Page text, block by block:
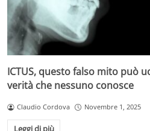
ICTUS, questo falso mito può
verità che nessuno conosce
Claudio Cordova Novembre 1, 2025
Leggi di più